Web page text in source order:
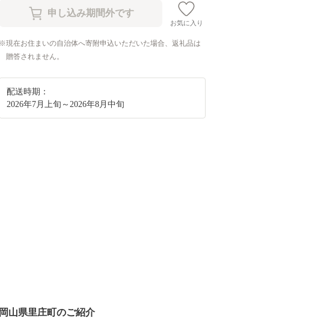
お気に入り
現在お住まいの自治体へ寄附申込いただいた場合、返礼品は
贈答されません。
配送時期：
2026年7月上旬～2026年8月中旬
岡山県里庄町のご紹介